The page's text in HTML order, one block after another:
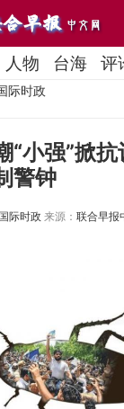
人物 台海 评
际时政
“小强”掀
警钟
国际时政 来源： 联合早报